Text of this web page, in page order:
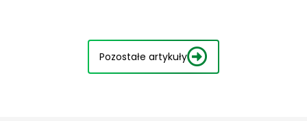
Pozostałe artykuły